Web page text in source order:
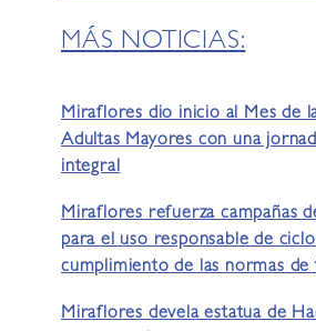
MÁS NOTICIAS:
Miraflores dio inicio al Mes de
Adultas Mayores con una
integral
Miraflores refuerza campañas
para el uso responsable de
cumplimiento de las normas de
Miraflores devela estatua de